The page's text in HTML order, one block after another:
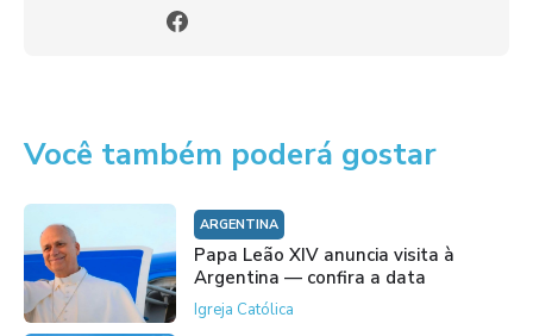
Você também poderá gostar
ARGENTINA
Papa Leão XIV anuncia visita à
Argentina — confira a data
Igreja Católica